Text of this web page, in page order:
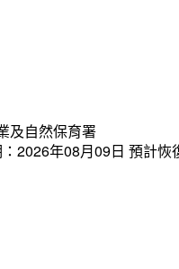
及自然保育署
2026年08月09日 預計